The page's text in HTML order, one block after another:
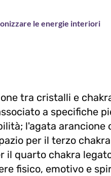
le energie interiori
tra cristalli e
a specifiche
l'agata arancione
per il terzo
il quarto chakra
fisico, emotivo e